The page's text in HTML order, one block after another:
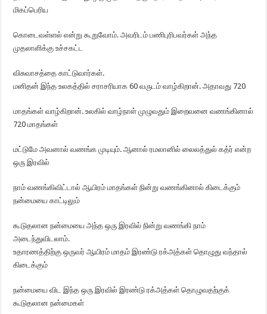
மிகப்பெரிய
கொடைவள்ளல் என்று கூறுவோம். அவரிடம் பணிபுரிபவர்கள் அந்த
முதலாளிக்கு உச்சகட்ட
விசுவாசத்தை காட்டுவார்கள்.
மனிதன் இந்த உலகத்தில் சராசரியாக 60 வருடம் வாழ்கிறான். அதாவது 720
மாதங்கள் வாழ்கிறான். உலகில் வாழ்நாள் முழுவதும் இறைவனை வணங்கினால்
720 மாதங்கள்
மட்டுமே அவனால் வணங்க முடியும். ஆனால் ரமலானில் லைலத்துல் கத்ர் என்ற
ஒரு இரவில்
நாம் வணங்கிவிட்டால் ஆயிரம் மாதங்கள் நின்று வணங்கினால் கிடைக்கும்
நன்மையை காட்டிலும்
கூடுதலான நன்மையை அந்த ஒரு இரவில் நின்று வணங்கி நாம்
அடைந்துவிடலாம்.
உதாரணத்திற்கு ஒருவர் ஆயிரம் மாதம் இரண்டு ரக்அத்கள் தொழுது வந்தால்
கிடைக்கும்
நன்மையை விட இந்த ஒரு இரவில் இரண்டு ரக்அத்கள் தொழுவதற்குக்
கூடுதலான நன்மைகள்